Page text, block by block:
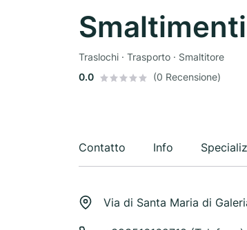
Smaltimenti
Traslochi · Trasporto · Smaltitore
0.0
(0 Recensione)
Contatto Info
Via di Santa Maria di